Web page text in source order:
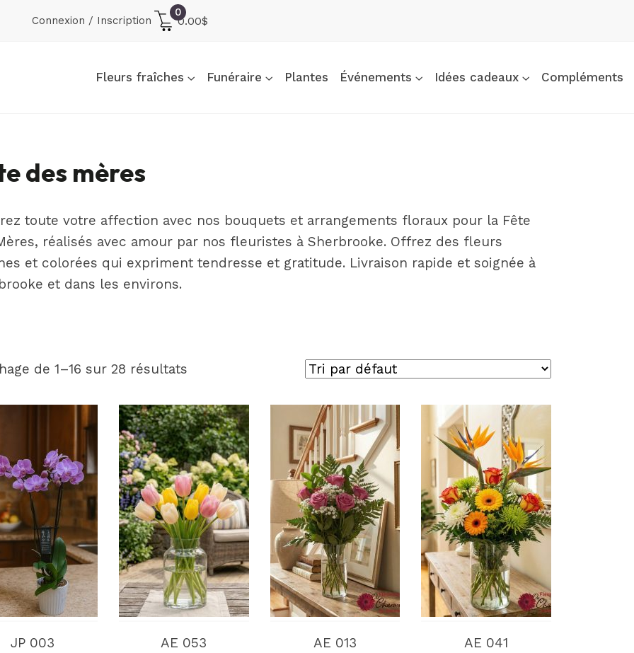
Connexion / Inscription
0
0.00$
Fleurs fraîches Funéraire Plantes Événements Idées cadeaux Compléments
des mères
toute votre affection avec nos bouquets et arrangements floraux pour la Fête
réalisés avec amour par nos fleuristes à Sherbrooke. Offrez des fleurs
et colorées qui expriment tendresse et gratitude. Livraison rapide et soignée à
et dans les environs.
de 1–16 sur 28 résultats
JP 003
AE 053
AE 013
AE 041